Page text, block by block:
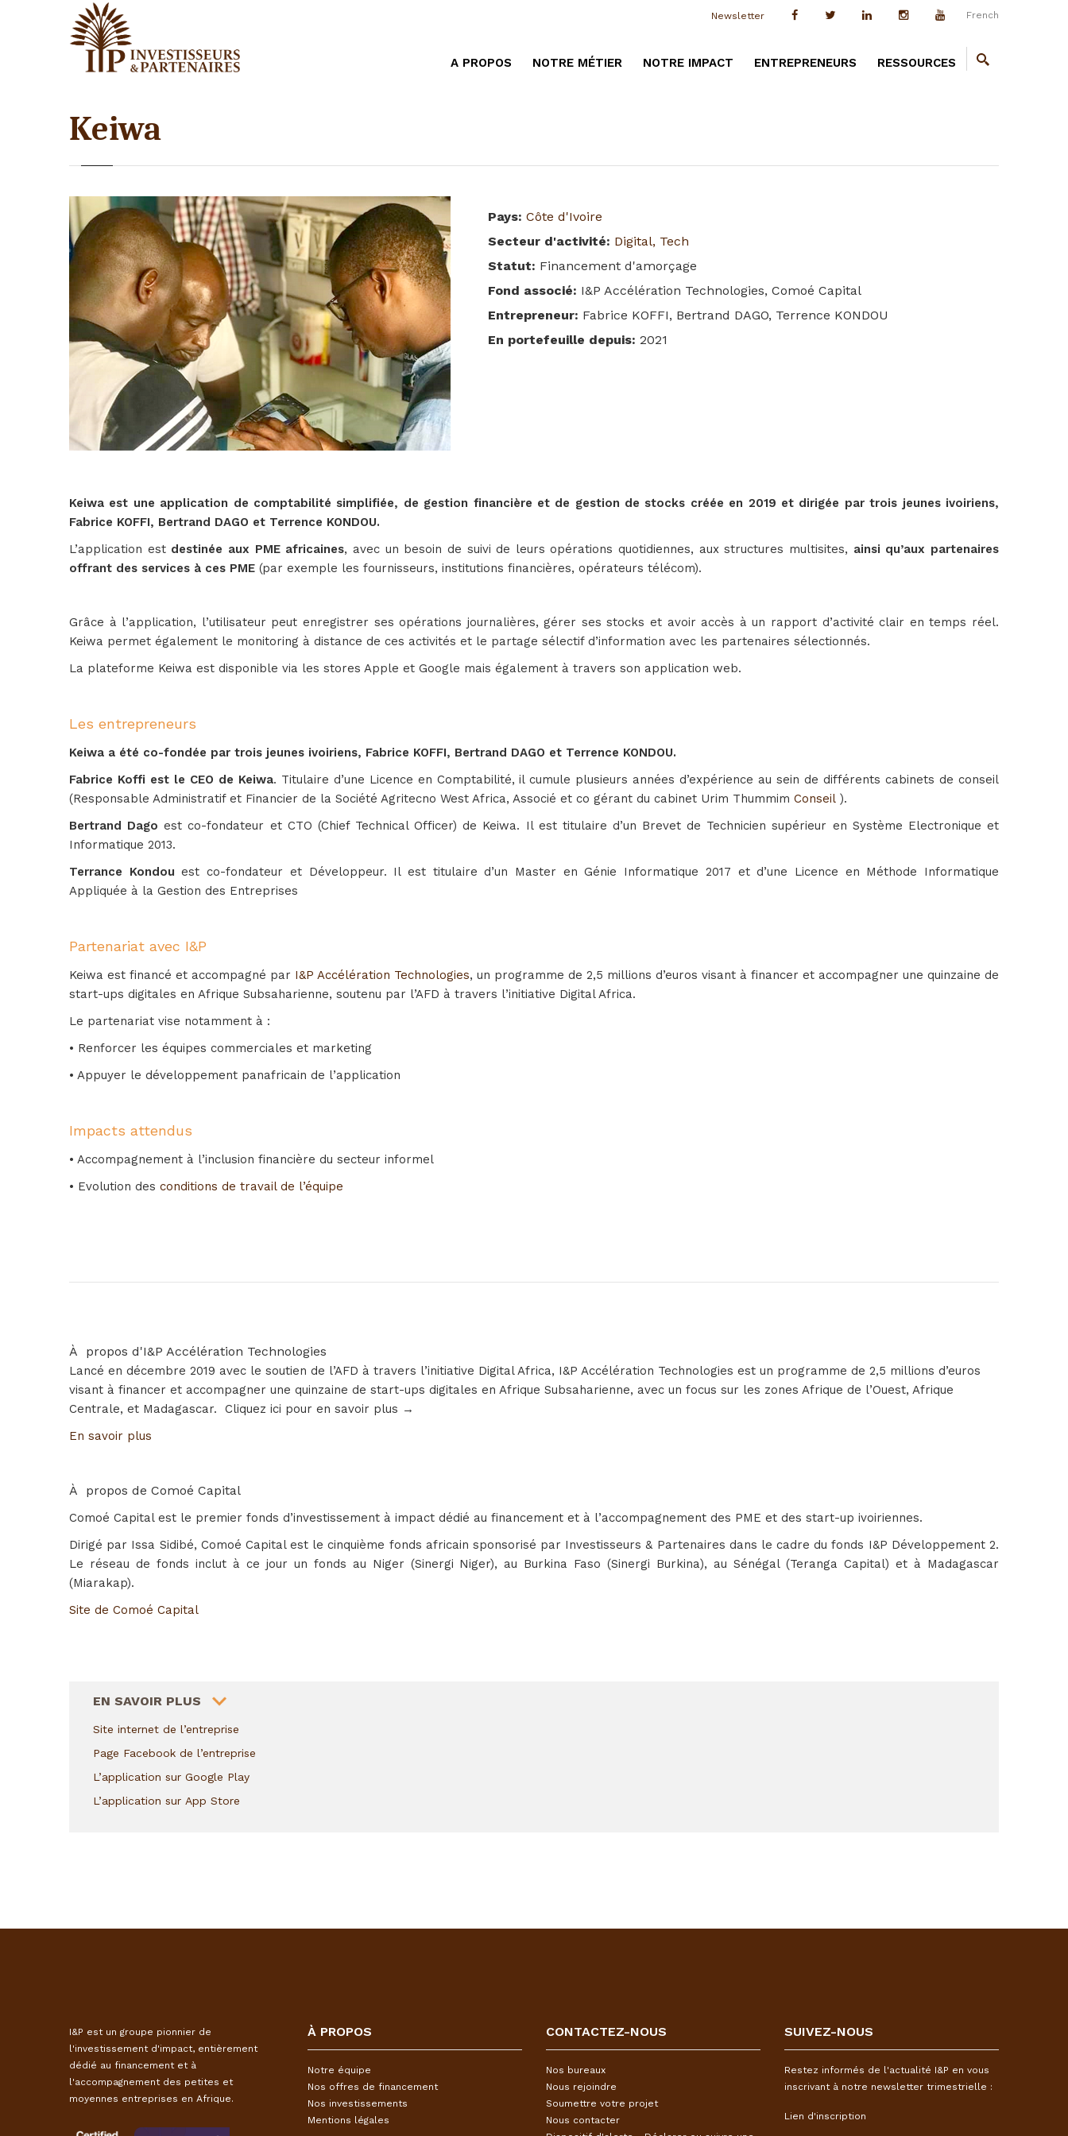
French
Newsletter
A PROPOS NOTRE MÉTIER NOTRE IMPACT ENTREPRENEURS RESSOURCES
Keiwa
Pays: Côte d'Ivoire
Secteur d'activité: Digital, Tech
Statut: Financement d'amorçage
Fond associé: I&P Accélération Technologies, Comoé Capital
Entrepreneur: Fabrice KOFFI, Bertrand DAGO, Terrence KONDOU
En portefeuille depuis: 2021
Keiwa est une application de comptabilité simplifiée, de gestion financière et de gestion de stocks créée en 2019 et dirigée par trois jeunes ivoiriens,
Fabrice KOFFI, Bertrand DAGO et Terrence KONDOU.
L’application est destinée aux PME africaines, avec un besoin de suivi de leurs opérations quotidiennes, aux structures multisites, ainsi qu’aux partenaires
offrant des services à ces PME (par exemple les fournisseurs, institutions financières, opérateurs télécom).
Grâce à l’application, l’utilisateur peut enregistrer ses opérations journalières, gérer ses stocks et avoir accès à un rapport d’activité clair en temps réel.
Keiwa permet également le monitoring à distance de ces activités et le partage sélectif d’information avec les partenaires sélectionnés.
La plateforme Keiwa est disponible via les stores Apple et Google mais également à travers son application web.
Les entrepreneurs
Keiwa a été co-fondée par trois jeunes ivoiriens, Fabrice KOFFI, Bertrand DAGO et Terrence KONDOU.
Fabrice Koffi est le CEO de Keiwa. Titulaire d’une Licence en Comptabilité, il cumule plusieurs années d’expérience au sein de différents cabinets de conseil
(Responsable Administratif et Financier de la Société Agritecno West Africa, Associé et co gérant du cabinet Urim Thummim Conseil ).
Bertrand Dago est co-fondateur et CTO (Chief Technical Officer) de Keiwa. Il est titulaire d’un Brevet de Technicien supérieur en Système Electronique et
Informatique 2013.
Terrance Kondou est co-fondateur et Développeur. Il est titulaire d’un Master en Génie Informatique 2017 et d’une Licence en Méthode Informatique
Appliquée à la Gestion des Entreprises
Partenariat avec I&P
Keiwa est financé et accompagné par I&P Accélération Technologies, un programme de 2,5 millions d’euros visant à financer et accompagner une quinzaine de
start-ups digitales en Afrique Subsaharienne, soutenu par l’AFD à travers l’initiative Digital Africa.
Le partenariat vise notamment à :
• Renforcer les équipes commerciales et marketing
• Appuyer le développement panafricain de l’application
Impacts attendus
• Accompagnement à l’inclusion financière du secteur informel
• Evolution des conditions de travail de l’équipe
À propos d'I&P Accélération Technologies
Lancé en décembre 2019 avec le soutien de l’AFD à travers l’initiative Digital Africa, I&P Accélération Technologies est un programme de 2,5 millions d’euros
visant à financer et accompagner une quinzaine de start-ups digitales en Afrique Subsaharienne, avec un focus sur les zones Afrique de l’Ouest, Afrique
Centrale, et Madagascar. Cliquez ici pour en savoir plus →
En savoir plus
À propos de Comoé Capital
Comoé Capital est le premier fonds d’investissement à impact dédié au financement et à l’accompagnement des PME et des start-up ivoiriennes.
Dirigé par Issa Sidibé, Comoé Capital est le cinquième fonds africain sponsorisé par Investisseurs & Partenaires dans le cadre du fonds I&P Développement 2.
Le réseau de fonds inclut à ce jour un fonds au Niger (Sinergi Niger), au Burkina Faso (Sinergi Burkina), au Sénégal (Teranga Capital) et à Madagascar
(Miarakap).
Site de Comoé Capital
HIDE
EN SAVOIR PLUS
Site internet de l’entreprise
Page Facebook de l’entreprise
L’application sur Google Play
L’application sur App Store
I&P est un groupe pionnier de
l'investissement d'impact, entièrement
dédié au financement et à
l'accompagnement des petites et
moyennes entreprises en Afrique.
À PROPOS
Notre équipe
Nos offres de financement
Nos investissements
Mentions légales
CONTACTEZ-NOUS
Nos bureaux
Nous rejoindre
Soumettre votre projet
Nous contacter
SUIVEZ-NOUS
Restez informés de l'actualité I&P en vous
inscrivant à notre newsletter trimestrielle :
Lien d'inscription